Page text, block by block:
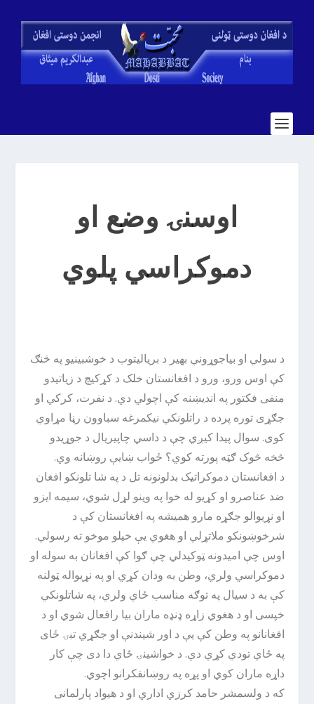
اوسنۍ وضع او
دموکراسي پلوي
د سولي او بیاجوړوني بهیر د بریالیتوب د خوشبینیو په څنګ
کې اوس ورو، ورو د افغانستان خلک د کړکیچ د زیاتیدو
منفی فکتور په اندیښنه کې اچولي دي. د نفرت، کرکي او
جګړی توره پرده د راتلونکي نیکمرغه سباوون رڼا مړاوي
کوی. سوال پیدا کیږي چې د داسي چاپیریال د جوړیدو
څخه څوک ګټه پورته کوي؟ ځواب ښایې روښانه وي.
د افغانستان دموکراتیک بدلونونه تل د په شا تلونکو افغان
ضد عناصرو او کړیو له خوا په وینو لړل شوي، سیمه ایزو
او نړیوالو جګړه مارو همیشه په افغانستان کې د
شرخوښونکو ملاتړلي او هغوي یې خپلو موخو ته رسولي.
اوس چې امیدونه ټوکیدلي چې ګوا کې افغانان به سوله او
دموکراسي ولري، وطن به ودان کړي او په نړیواله ټولنه
کې به د سیال په توګه مناسب ځاي ولري، په شاتلونکي
خپسی او د هغوي زاړه ډنډه ماران بیا رافعال شوي او د
افغانانو په وطن کې یې د اور شیندنې او جګړي تبۍ ځای
په ځاي تودي کړي دي. د خواشینۍ ځاي دا دی چې کار
داړه ماران کوي او پړه په روښانفکرانو اچوي.
که د ولسمشر حامد کرزي اداري او د هیواد پارلمانی